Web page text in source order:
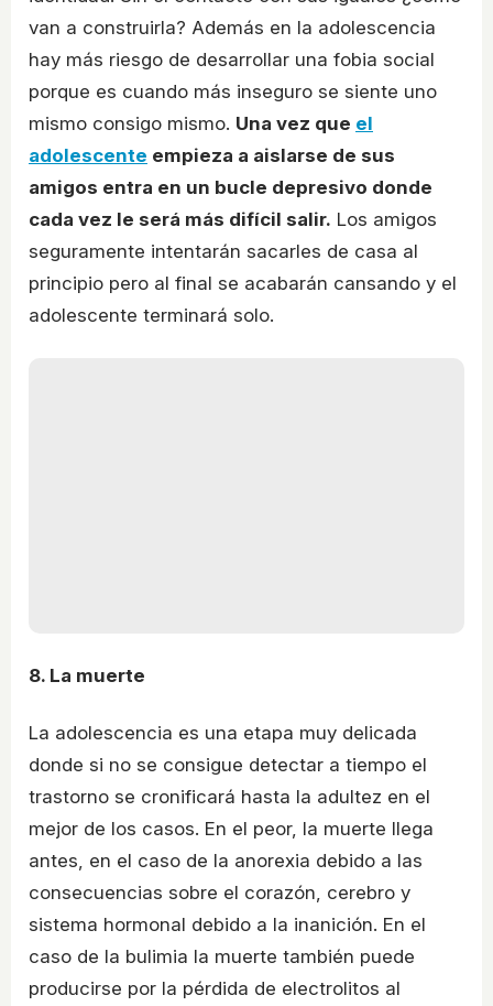
van a construirla? Además en la adolescencia
hay más riesgo de desarrollar una fobia social
porque es cuando más inseguro se siente uno
mismo consigo mismo. Una vez que el
adolescente empieza a aislarse de sus
amigos entra en un bucle depresivo donde
cada vez le será más difícil salir. Los amigos
seguramente intentarán sacarles de casa al
principio pero al final se acabarán cansando y el
adolescente terminará solo.
8. La muerte
La adolescencia es una etapa muy delicada
donde si no se consigue detectar a tiempo el
trastorno se cronificará hasta la adultez en el
mejor de los casos. En el peor, la muerte llega
antes, en el caso de la anorexia debido a las
consecuencias sobre el corazón, cerebro y
sistema hormonal debido a la inanición. En el
caso de la bulimia la muerte también puede
producirse por la pérdida de electrolitos al